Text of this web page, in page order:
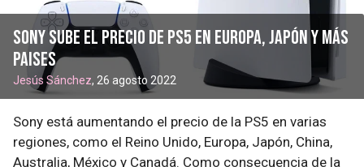
Sony sube el precio de PS5 en Europa, Japón y más
paises
Jesús Sánchez, 26 agosto 2022
Sony está aumentando el precio de la PS5 en varias
regiones, como el Reino Unido, Europa, Japón, China,
Australia, México y Canadá. Como consecuencia de la